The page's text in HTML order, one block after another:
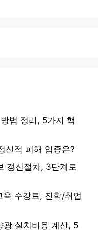
법 정리, 5가지 핵
신적 피해 입증은?
갱신절차, 3단계로
수강료, 진학/취업
광 설치비용 계산, 5